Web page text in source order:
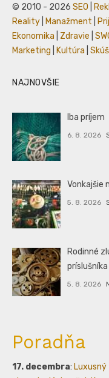
© 2010 - 2026 SEO
Reality
Manažment
Ekonomika
Zdravie
Marketing
Kultúra
NAJNOVŠIE
Iba príjem
6. 8. 2026
Vonkajšie
5. 8. 2026
Rodinné
5. 8. 2026
Poradňa
17. decembra: